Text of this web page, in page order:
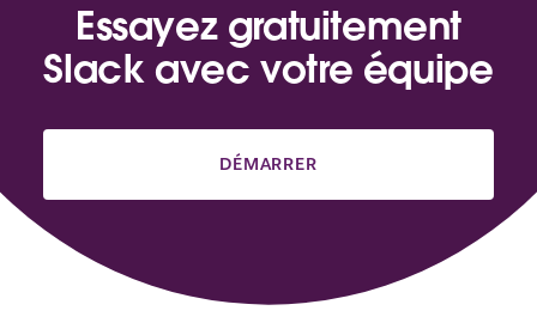
Essayez gratuitement
Slack avec votre équipe
DÉMARRER